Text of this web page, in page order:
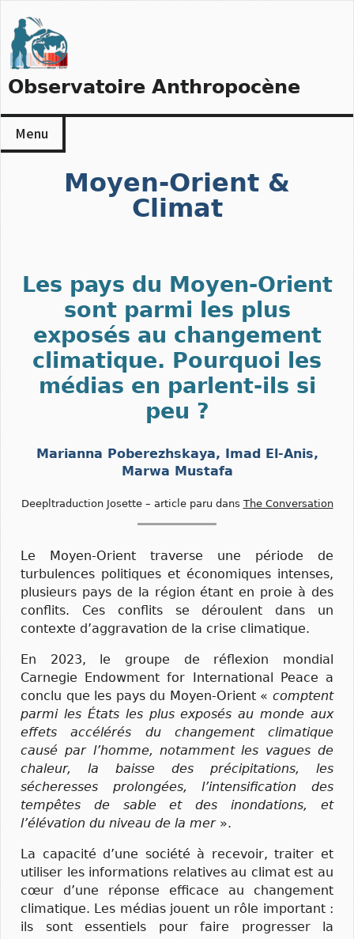
to
content
Observatoire Anthropocène
Menu
Moyen-Orient &
Climat
Les pays du Moyen-Orient
sont parmi les plus
exposés au changement
climatique. Pourquoi les
médias en parlent-ils si
peu ?
Marianna Poberezhskaya, Imad El-Anis,
Marwa Mustafa
Deepltraduction Josette – article paru dans The Conversation
Le Moyen-Orient traverse une période de
turbulences politiques et économiques intenses,
plusieurs pays de la région étant en proie à des
conflits. Ces conflits se déroulent dans un
contexte d’aggravation de la crise climatique.
En 2023, le groupe de réflexion mondial
Carnegie Endowment for International Peace a
conclu que les pays du Moyen-Orient « comptent
parmi les États les plus exposés au monde aux
effets accélérés du changement climatique
causé par l’homme, notamment les vagues de
chaleur, la baisse des précipitations, les
sécheresses prolongées, l’intensification des
tempêtes de sable et des inondations, et
l’élévation du niveau de la mer».
La capacité d’une société à recevoir, traiter et
utiliser les informations relatives au climat est au
cœur d’une réponse efficace au changement
climatique. Les médias jouent un rôle important :
ils sont essentiels pour faire progresser la